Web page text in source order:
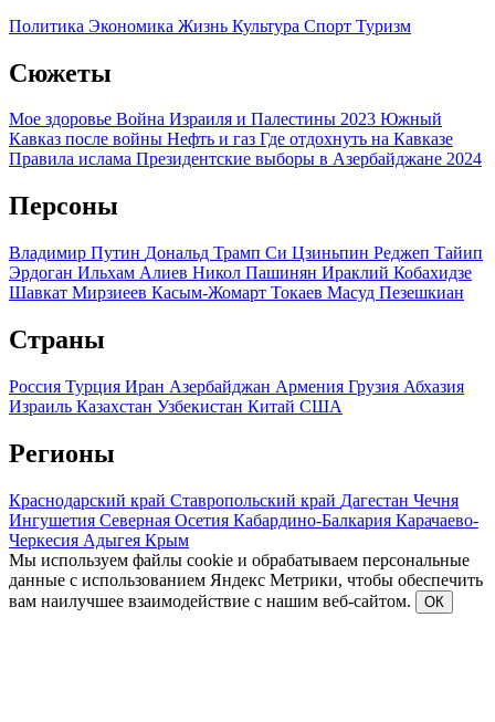
Политика Экономика Жизнь Культура Спорт Туризм
Сюжеты
Мое здоровье Война Израиля и Палестины 2023 Южный
Кавказ после войны Нефть и газ Где отдохнуть на Кавказе
Правила ислама Президентские выборы в Азербайджане 2024
Персоны
Владимир Путин Дональд Трамп Си Цзиньпин Реджеп Тайип
Эрдоган Ильхам Алиев Никол Пашинян Ираклий Кобахидзе
Шавкат Мирзиеев Касым-Жомарт Токаев Масуд Пезешкиан
Страны
Россия Турция Иран Азербайджан Армения Грузия Абхазия
Израиль Казахстан Узбекистан Китай США
Регионы
Краснодарский край Ставропольский край Дагестан Чечня
Ингушетия Северная Осетия Кабардино-Балкария Карачаево-
Черкесия Адыгея Крым
Мы используем файлы cookie и обрабатываем персональные
данные с использованием Яндекс Метрики, чтобы обеспечить
вам наилучшее взаимодействие с нашим веб-сайтом.
ОК